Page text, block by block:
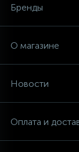
Бренды
О магазине
Новости
Оплата и